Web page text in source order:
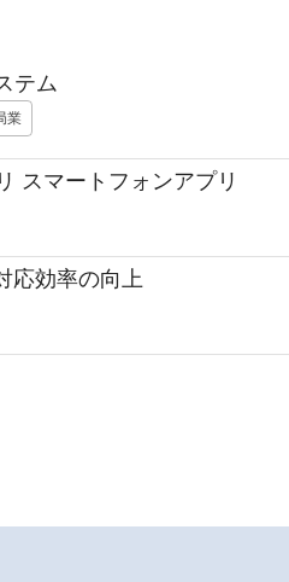
テム
業
スマートフォンアプリ
応効率の向上